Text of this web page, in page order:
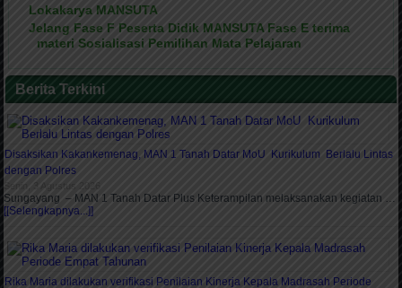
Lokakarya MANSUTA
Jelang Fase F Peserta Didik MANSUTA Fase E terima
materi Sosialisasi Pemilihan Mata Pelajaran
Berita Terkini
Disaksikan Kakankemenag, MAN 1 Tanah Datar MoU Kurikulum Berlalu Lintas
dengan Polres
Senin, 3 Agustus 2026
Sungayang – MAN 1 Tanah Datar Plus Keterampilan melaksanakan kegiatan …
[[Selengkapnya...]]
Rika Maria dilakukan verifikasi Penilaian Kinerja Kepala Madrasah Periode